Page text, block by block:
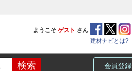
ようこそ ゲスト さん
建材ナビとは?
会員登録